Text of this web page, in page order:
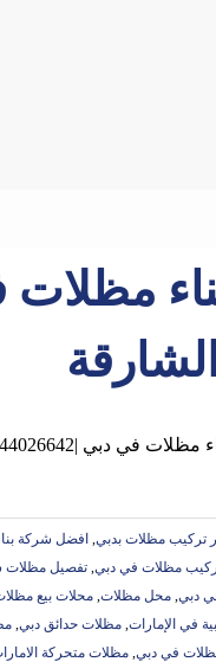
في دبي |0544026642| عجمان ,الشارقة افضل شركة بناء مظلات في دبي الاولي في
تركيب مظلات بدبي, افضل شركة
مظلات في دبي, تفصيل مظلات
دبي, محل مظلات, محلات بيع
في الإمارات, مظلات حدائق دبي,
في دبي, مظلات متحركة